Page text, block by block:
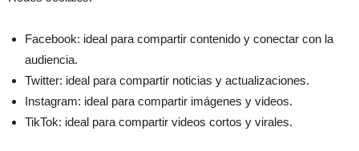
Facebook: ideal para compartir contenido y conectar con la
audiencia.
Twitter: ideal para compartir noticias y actualizaciones.
Instagram: ideal para compartir imágenes y videos.
TikTok: ideal para compartir videos cortos y virales.